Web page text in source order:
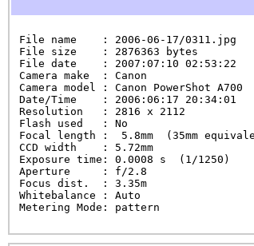
File name    : 2006-06-17/0311.jpg
File size    : 2876363 bytes
File date    : 2007:07:10 02:53:22
Camera make  : Canon
Camera model : Canon PowerShot A700
Date/Time    : 2006:06:17 20:34:01
Resolution   : 2816 x 2112
Flash used   : No
Focal length :  5.8mm  (35mm
CCD width    : 5.72mm
Exposure time: 0.0008 s  (1/1250)
Aperture     : f/2.8
Focus dist.  : 3.35m
Whitebalance : Auto
Metering Mode: pattern